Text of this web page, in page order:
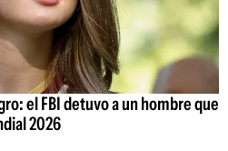
el FBI detuvo a un hombre que
2026